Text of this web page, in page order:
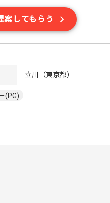
案してもらう
立川（東京都）
(PG)